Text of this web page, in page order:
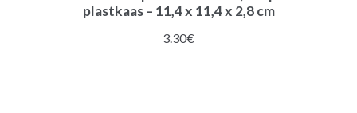
plastkaas – 11,4 x 11,4 x 2,8 cm
3.30€